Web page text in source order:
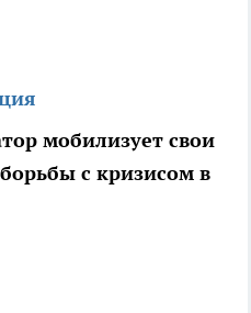
мобилизует свои
с кризисом в